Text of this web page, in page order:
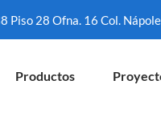
Piso 28 Ofna. 16 Col.
Productos